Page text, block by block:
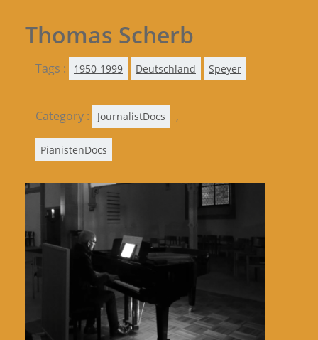
Thomas Scherb
Tags : 1950-1999 Deutschland Speyer
Category : JournalistDocs ,
PianistenDocs